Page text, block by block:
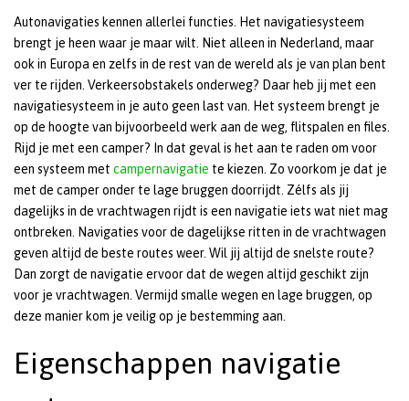
Autonavigaties kennen allerlei functies. Het navigatiesysteem
brengt je heen waar je maar wilt. Niet alleen in Nederland, maar
ook in Europa en zelfs in de rest van de wereld als je van plan bent
ver te rijden. Verkeersobstakels onderweg? Daar heb jij met een
navigatiesysteem in je auto geen last van. Het systeem brengt je
op de hoogte van bijvoorbeeld werk aan de weg, flitspalen en files.
Rijd je met een camper? In dat geval is het aan te raden om voor
een systeem met campernavigatie te kiezen. Zo voorkom je dat je
met de camper onder te lage bruggen doorrijdt. Zélfs als jij
dagelijks in de vrachtwagen rijdt is een navigatie iets wat niet mag
ontbreken. Navigaties voor de dagelijkse ritten in de vrachtwagen
geven altijd de beste routes weer. Wil jij altijd de snelste route?
Dan zorgt de navigatie ervoor dat de wegen altijd geschikt zijn
voor je vrachtwagen. Vermijd smalle wegen en lage bruggen, op
deze manier kom je veilig op je bestemming aan.
Eigenschappen navigatie